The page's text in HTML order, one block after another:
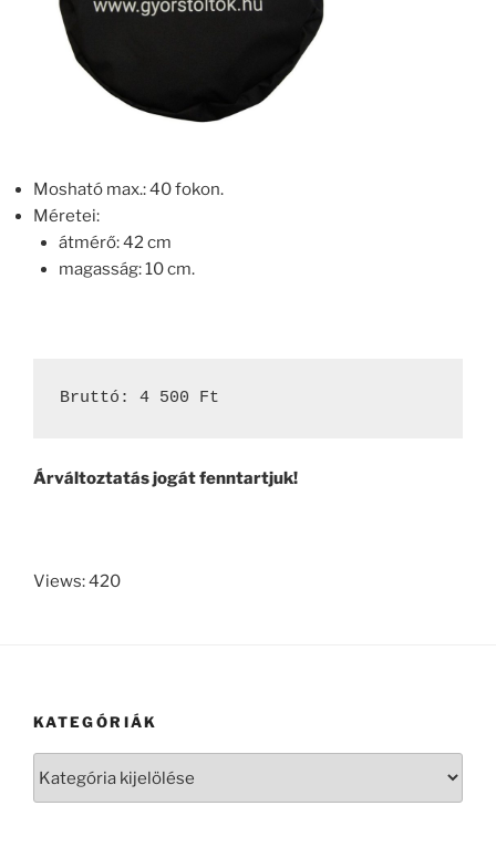
Mosható max.: 40 fokon.
Méretei:
átmérő: 42 cm
magasság: 10 cm.
Bruttó: 4 500 Ft
Árváltoztatás jogát fenntartjuk!
Views: 420
KATEGÓRIÁK